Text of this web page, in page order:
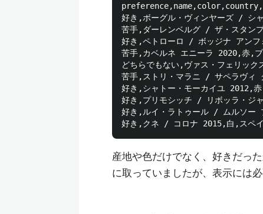
好き,ボーグル・ヴィンヤーズ / シ
苦手,ダーレンベルグ / ザ・スタン
好き,ペトローロ / ボッジナ アン
苦手,カベルネ エニーラ 2020,赤,ブ
どちらでもない,ヴァス・フェリッ
苦手,ストリ・マラニ / サペラヴィ
好き,シャトー・モーカイユ 2012,
好き,プリモシッチ / リボッラ・ジ
好き,ルイ・ラトゥール / ムルソー
産地や色だけでなく、好きだっ
に取っていましたが、表示には